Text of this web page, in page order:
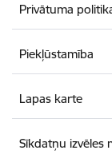
Privātuma
Piekļūstamība
Lapas karte
Sīkdatņu izvēles